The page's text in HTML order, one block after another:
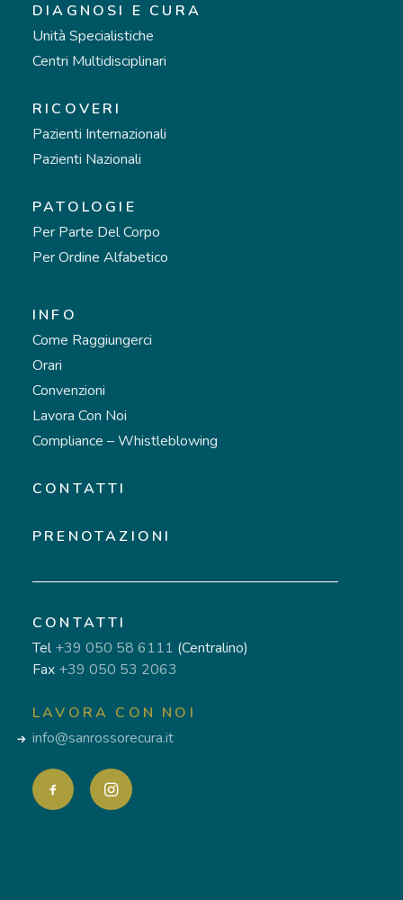
DIAGNOSI E CURA
Unità Specialistiche
Centri Multidisciplinari
RICOVERI
Pazienti Internazionali
Pazienti Nazionali
PATOLOGIE
Per Parte Del Corpo
Per Ordine Alfabetico
INFO
Come Raggiungerci
Orari
Convenzioni
Lavora Con Noi
Compliance – Whistleblowing
CONTATTI
PRENOTAZIONI
CONTATTI
Tel+39 050 58 6111 (Centralino)
Fax +39 050 53 2063
LAVORA CON NOI
info@sanrossorecura.it